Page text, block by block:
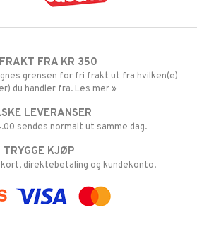
FRA KR 350
grensen for fri frakt ut fra hvilken(e)
du handler fra. Les mer »
LEVERANSER
sendes normalt ut samme dag.
TRYGGE KJØP
direktebetaling og kundekonto.